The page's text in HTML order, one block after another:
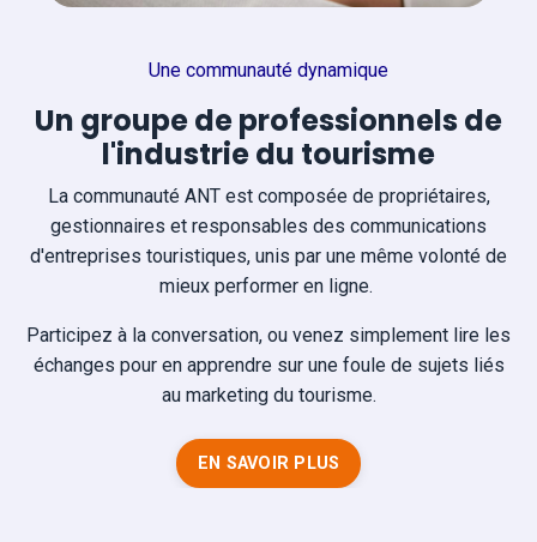
Une communauté dynamique
Un groupe de professionnels de
l'industrie du tourisme
La communauté ANT est composée de propriétaires,
gestionnaires et responsables des communications
d'entreprises touristiques, unis par une même volonté de
mieux performer en ligne.
Participez à la conversation, ou venez simplement lire les
échanges pour en apprendre sur une foule de sujets liés
au marketing du tourisme.
EN SAVOIR PLUS